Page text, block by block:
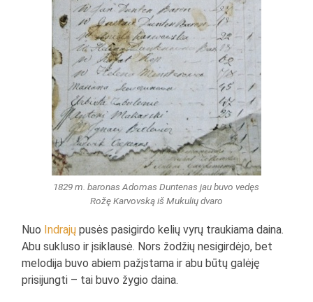
1829 m. baronas Adomas Duntenas jau buvo vedęs
Rožę Karvovską iš Mukulių dvaro
Nuo Indrajų pusės pasigirdo kelių vyrų traukiama daina.
Abu sukluso ir įsiklausė. Nors žodžių nesigirdėjo, bet
melodija buvo abiem pažįstama ir abu būtų galėję
prisijungti – tai buvo žygio daina.